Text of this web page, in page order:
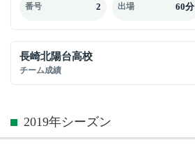
番号 2 出場 60分
長崎北陽台高校
チーム成績
2019年シーズン